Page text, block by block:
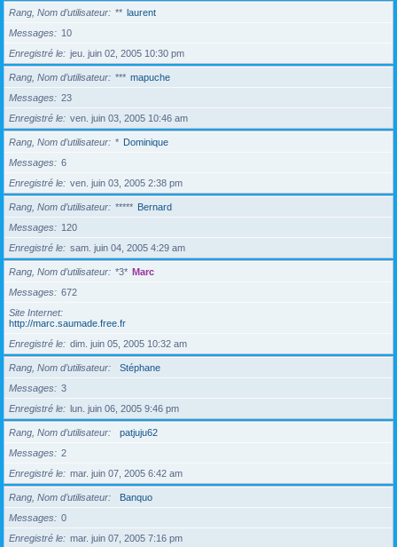
Rang, Nom d’utilisateur ** laurent
Messages
10
Enregistré le
jeu. juin 02, 2005 10:30 pm
Rang, Nom d’utilisateur *** mapuche
Messages
23
Enregistré le
ven. juin 03, 2005 10:46 am
Rang, Nom d’utilisateur * Dominique
Messages
6
Enregistré le
ven. juin 03, 2005 2:38 pm
Rang, Nom d’utilisateur ***** Bernard
Messages
120
Enregistré le
sam. juin 04, 2005 4:29 am
Rang, Nom d’utilisateur *3* Marc
Messages
672
Site Internet
http://marc.saumade.free.fr
Enregistré le
dim. juin 05, 2005 10:32 am
Rang, Nom d’utilisateur
Stéphane
Messages
3
Enregistré le
lun. juin 06, 2005 9:46 pm
Rang, Nom d’utilisateur
patjuju62
Messages
2
Enregistré le
mar. juin 07, 2005 6:42 am
Rang, Nom d’utilisateur
Banquo
Messages
0
Enregistré le
mar. juin 07, 2005 7:16 pm